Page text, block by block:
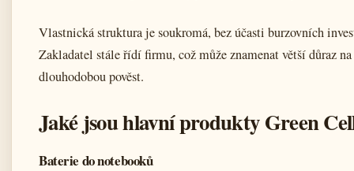
Vlastnická struktura je soukromá, bez účasti burzovních
Zakladatel stále řídí firmu, což může znamenat větší důraz na
dlouhodobou pověst.
Jaké jsou hlavní produkty Green
Baterie do notebooků